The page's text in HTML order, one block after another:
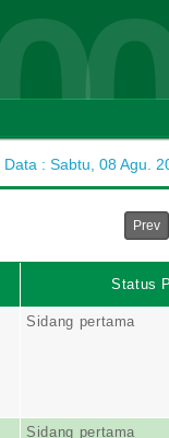
: Sabtu, 08 Agu.
Prev
Status
Sidang pertama
Sidang pertama